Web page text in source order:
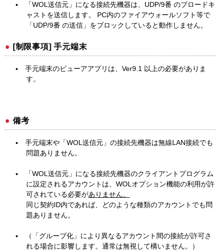
「WOL送信元」になる接続先機器は、UDP/9番 のブロードキ
ャストを送信します。 PC内のファイアウォールソフト等で
「UDP/9番 の送信」をブロックしていると動作しません。
[制限事項] 手元端末
手元端末のビューアアプリは、Ver9.1 以上の必要がありま
す。
備考
手元端末や「WOL送信元」の接続先機器は無線LAN接続でも
問題ありません。
「WOL送信元」になる接続先機器のクライアントプログラム
に設定されるアカウントは、WOLオプション機能の利用が許
可されている必要がありません。
同じ契約ID内であれば、どのような種類のアカウントでも問
題ありません。
（「グループ化」により異なるアカウント間の接続が許可さ
れる場合に影響します。通常は無視して構いません。）